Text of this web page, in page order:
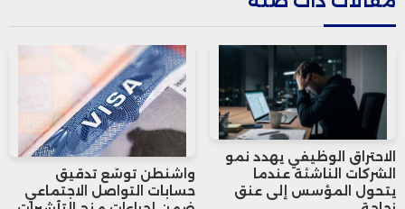
السندات الحكومية لتمويل برامج التحفيز
الاقتصادي.
في الوقت ذاته، لا تزال العلاقات التجارية بين
الولايات المتحدة والصين تواجه تحديات كبيرة،
الاحتراق الوظيفي يهدد نمو
الشركات الناشئة عندما
يتحول المؤسس إلى عنق
واشنطن توسّع تدقيق
حسابات التواصل الاجتماعي